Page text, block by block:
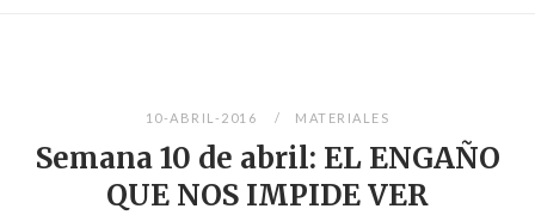
10-ABRIL-2016 MATERIALES
Semana 10 de abril: EL ENGAÑO
QUE NOS IMPIDE VER